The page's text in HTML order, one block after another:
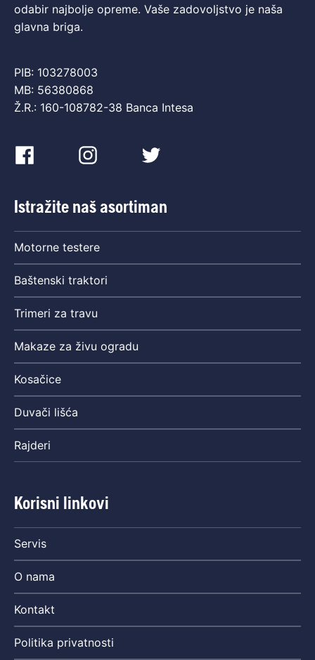
odabir najbolje opreme. Vaše zadovoljstvo je naša
glavna briga.
PIB: 103278003
MB: 56380868
Ž.R.: 160-108782-38 Banca Intesa
Istražite naš asortiman
Motorne testere
Baštenski traktori
Trimeri za travu
Makaze za živu ogradu
Kosačice
Duvači lišća
Rajderi
Korisni linkovi
Servis
O nama
Kontakt
Politika privatnosti